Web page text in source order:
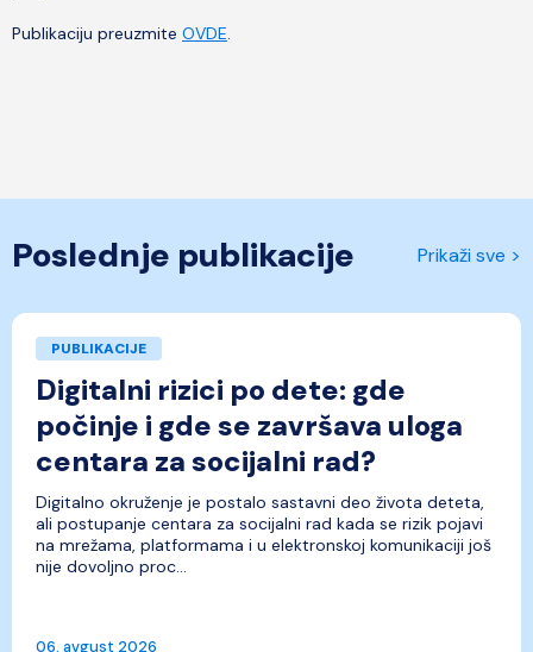
Publikaciju preuzmite OVDE.
Poslednje publikacije Prikaži sve >
PUBLIKACIJE
Digitalni rizici po dete: gde
počinje i gde se završava uloga
centara za socijalni rad?
Digitalno okruženje je postalo sastavni deo života deteta,
ali postupanje centara za socijalni rad kada se rizik pojavi
na mrežama, platformama i u elektronskoj komunikaciji još
nije dovoljno proc...
06. avgust 2026